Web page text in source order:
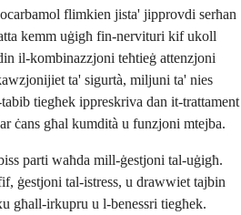
flimkien jista' jipprovdi serħan
kemm uġigħ fin-nervituri kif ukoll
il-kombinazzjoni teħtieġ attenzjoni
ta' sigurtà, miljuni ta' nies
tiegħek ippreskriva dan it-trattament
ċans għal kumdità u funzjoni mtejba.
parti waħda mill-ġestjoni tal-uġigħ.
ġestjoni tal-istress, u drawwiet tajbin
għall-irkupru u l-benessri tiegħek.